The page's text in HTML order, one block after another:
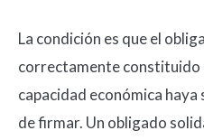
La condición es que el
correctamente constituido
capacidad económica
de firmar. Un obligado